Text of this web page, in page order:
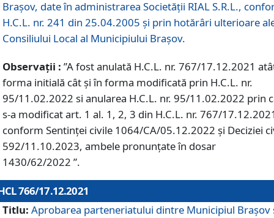
Braşov, date în administrarea Societăţii RIAL S.R.L.,
H.C.L. nr. 241 din 25.04.2005 și prin hotărâri ulterioare
Consiliului Local al Municipiului Braşov.
Observații : ”A fost anulată H.C.L. nr. 767/17.12.2021
forma initială cât și în forma modificată prin H.C.L. nr.
95/11.02.2022 si anularea H.C.L. nr. 95/11.02.2022 prin
s-a modificat art. 1 al. 1, 2, 3 din H.C.L. nr. 767/
conform Sentinței civile 1064/CA/05.12.2022 și Deciziei
592/11.10.2023, ambele pronunțate în dosar
1430/62/2022 ”.
766/17.12.2021
Titlu: Aprobarea parteneriatului dintre Municipiul Brașov